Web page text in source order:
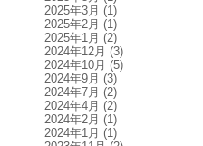
2025年3月 (1)
2025年2月 (1)
2025年1月 (2)
2024年12月 (3)
2024年10月 (5)
2024年9月 (3)
2024年7月 (2)
2024年4月 (2)
2024年2月 (1)
2024年1月 (1)